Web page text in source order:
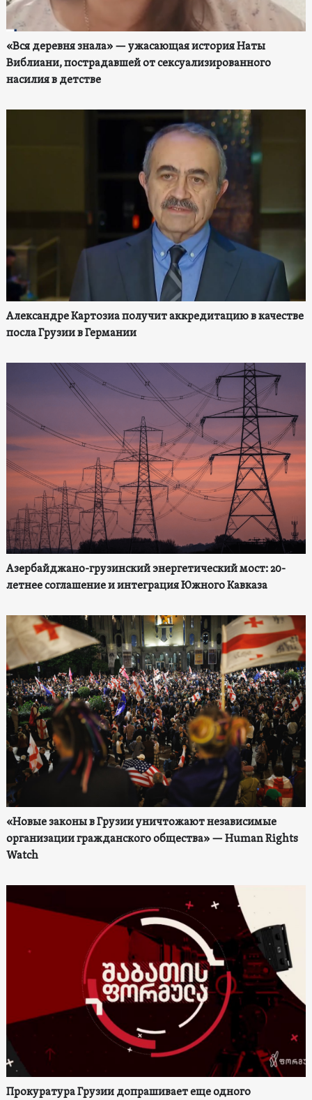
«Вся деревня знала» — ужасающая история Наты
Виблиани, пострадавшей от сексуализированного
насилия в детстве
Александре Картозиа получит аккредитацию в качестве
посла Грузии в Германии
Азербайджано-грузинский энергетический мост: 20-
летнее соглашение и интеграция Южного Кавказа
«Новые законы в Грузии уничтожают независимые
организации гражданского общества» — Human Rights
Watch
Прокуратура Грузии допрашивает еще одного